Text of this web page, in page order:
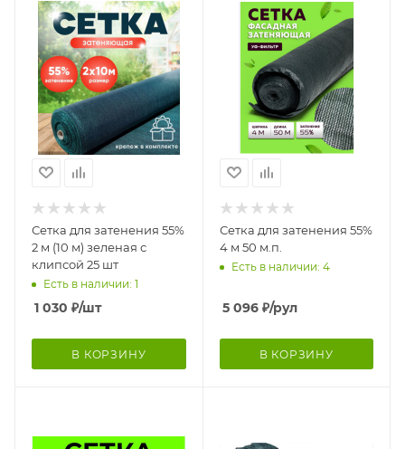
Сетка для затенения 55%
2 м (10 м) зеленая с
клипсой 25 шт
Есть в наличии: 1
1 030 ₽/шт
В КОРЗИНУ
Сетка для затенения 55%
4 м 50 м.п.
Есть в наличии: 4
5 096₽/рул
В КОРЗИНУ